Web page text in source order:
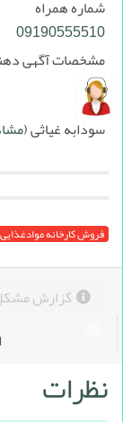
شماره همراه
09190555510
مشخصات آگهی
سودابه غیاثی
فروش کارخانه
گزارش
نظرات